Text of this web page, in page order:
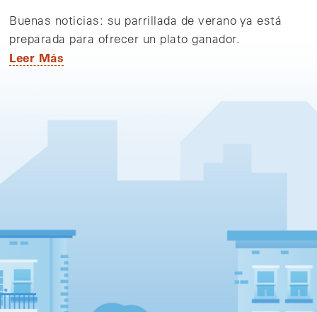
Buenas noticias: su parrillada de verano ya está
preparada para ofrecer un plato ganador.
Leer Más